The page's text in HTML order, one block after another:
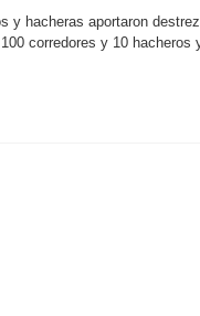
y hacheras aportaron
corredores y 10 hacheros